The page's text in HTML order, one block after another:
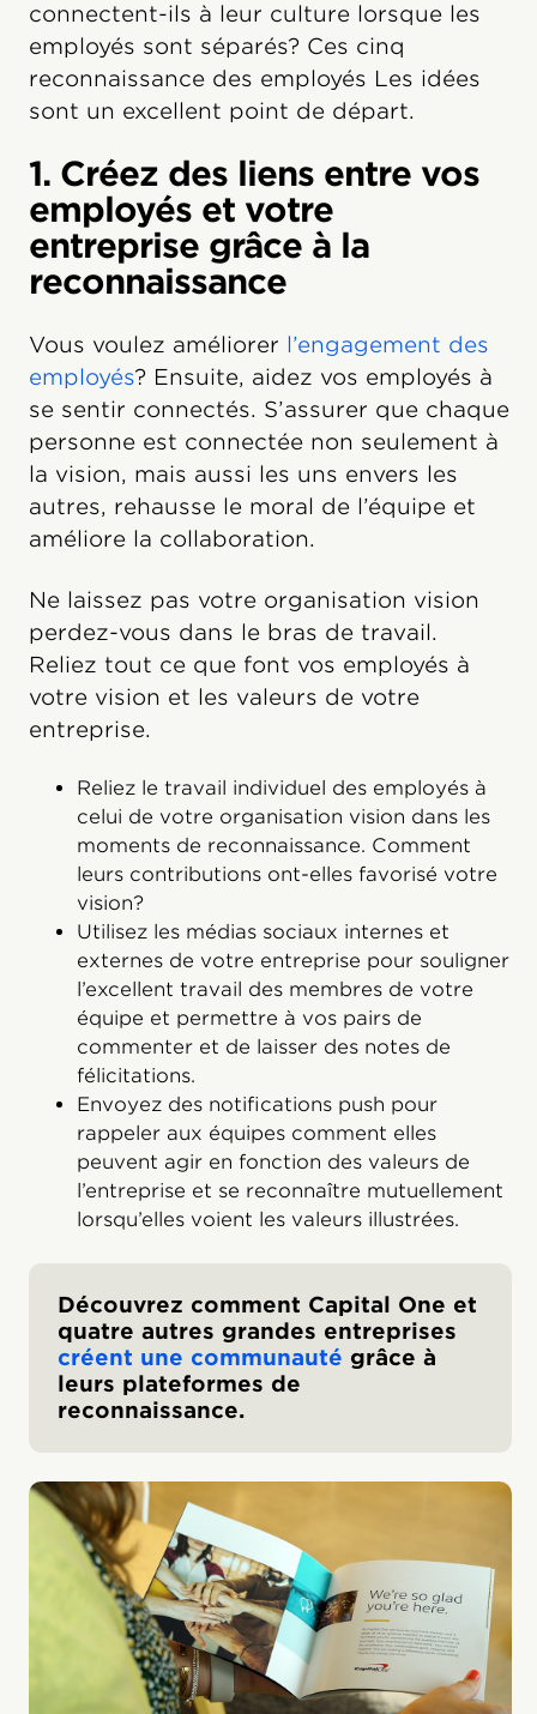
connectent-ils à leur culture lorsque les
employés sont séparés? Ces cinq
reconnaissance des employés Les idées
sont un excellent point de départ.
1. Créez des liens entre vos
employés et votre
entreprise grâce à la
reconnaissance
Vous voulez améliorer l’engagement des
employés? Ensuite, aidez vos employés à
se sentir connectés. S’assurer que chaque
personne est connectée non seulement à
la vision, mais aussi les uns envers les
autres, rehausse le moral de l’équipe et
améliore la collaboration.
Ne laissez pas votre organisation vision
perdez-vous dans le bras de travail.
Reliez tout ce que font vos employés à
votre vision et les valeurs de votre
entreprise.
Reliez le travail individuel des employés à
celui de votre organisation vision dans les
moments de reconnaissance. Comment
leurs contributions ont-elles favorisé votre
vision?
Utilisez les médias sociaux internes et
externes de votre entreprise pour souligner
l’excellent travail des membres de votre
équipe et permettre à vos pairs de
commenter et de laisser des notes de
félicitations.
Envoyez des notifications push pour
rappeler aux équipes comment elles
peuvent agir en fonction des valeurs de
l’entreprise et se reconnaître mutuellement
lorsqu’elles voient les valeurs illustrées.
Découvrez comment Capital One et
quatre autres grandes entreprises
créent une communauté grâce à
leurs plateformes de
reconnaissance.